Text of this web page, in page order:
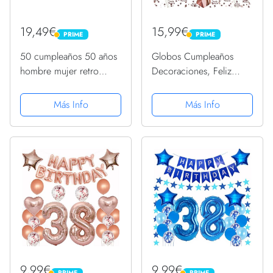
19,49€ PRIME
PRIME
50 cumpleaños 50 años
hombre mujer retro
CamisetaMás Info
15,99€ PRIME
PRIME
Globos Cumpleaños
Decoraciones, Feliz
Decoración,
Decoraciones de
Cumpleaños Oro Rosa,
Globos de Confeti Látex
para Niña...
Más Info